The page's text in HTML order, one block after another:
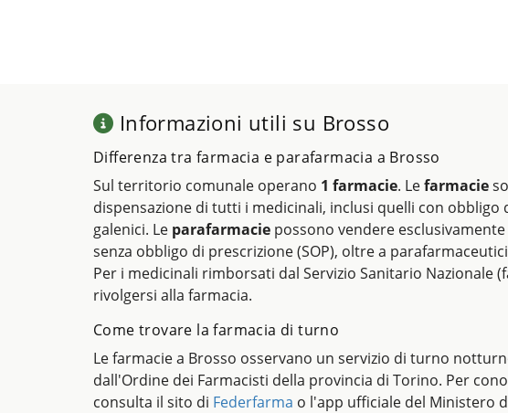
Informazioni utili su Brosso
Differenza tra farmacia e parafarmacia a Brosso
Sul territorio comunale operano 1 farmacie. Lefarmacie
dispensazione di tutti i medicinali, inclusi quelli con obbligo
galenici. Le parafarmacie possono vendere
senza obbligo di prescrizione (SOP), oltre a
Per i medicinali rimborsati dal Servizio Sanitario Nazionale
rivolgersi alla farmacia.
Come trovare la farmacia di turno
Le farmacie a Brosso osservano un servizio di turno
dall'Ordine dei Farmacisti della provincia di Torino. Per
consulta il sito di Federfarma o l'app ufficiale del Ministero